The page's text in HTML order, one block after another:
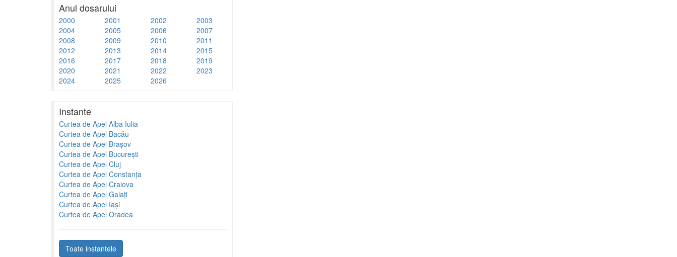
Anul dosarului
2000 2001 2002
2003
2004
2005 2006
2007
2008
2009 2010
2011
2012
2013 2014
2015
2016
2017 2018
2019
2020
2021 2022
2023
2024
2025 2026
Instante
Curtea de Apel Alba Iulia
Curtea de Apel Bacău
Curtea de Apel Brașov
Curtea de Apel București
Curtea de Apel Cluj
Curtea de Apel Constanța
Curtea de Apel Craiova
Curtea de Apel Galați
Curtea de Apel Iași
Curtea de Apel Oradea
Toate instantele